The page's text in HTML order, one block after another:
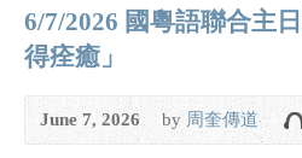
6/7/2026 國粵語聯合主
得痊癒」
June 7, 2026 by 周奎傳道